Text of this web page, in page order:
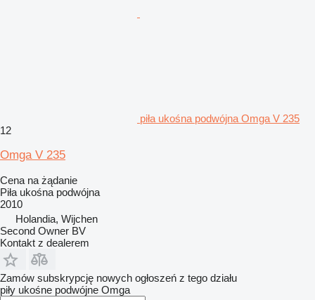
piła ukośna podwójna Omga V 235
12
Omga V 235
Cena na żądanie
Piła ukośna podwójna
2010
Holandia, Wijchen
Second Owner BV
Kontakt z dealerem
Zamów subskrypcję nowych ogłoszeń z tego działu
piły ukośne podwójne Omga